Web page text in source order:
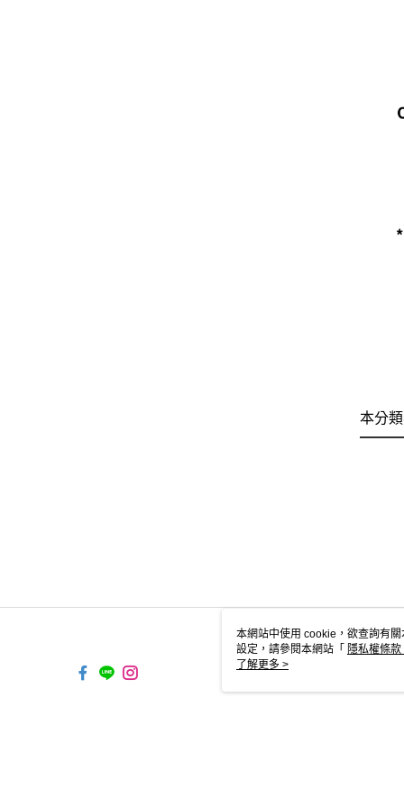
本分
本網站中使用 cookie，欲查詢有
設定，請參閱本網站「 隱私權條款
使用 cookie。
了解更多 >